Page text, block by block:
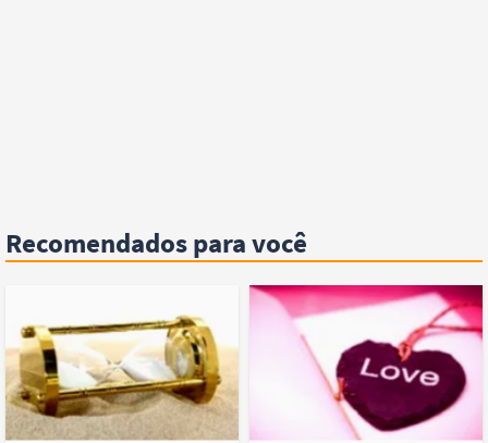
Recomendados para você